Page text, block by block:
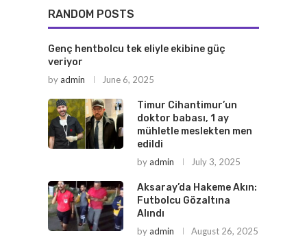
RANDOM POSTS
Genç hentbolcu tek eliyle ekibine güç
veriyor
byadmin June 6, 2025
Timur Cihantimur’un
doktor babası, 1 ay
mühletle meslekten men
edildi
byadmin July 3, 2025
Aksaray’da Hakeme Akın:
Futbolcu Gözaltına
Alındı
byadmin August 26, 2025